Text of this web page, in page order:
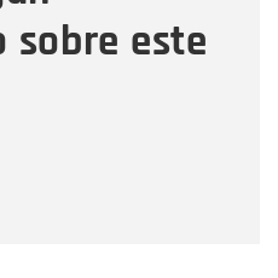
sobre este